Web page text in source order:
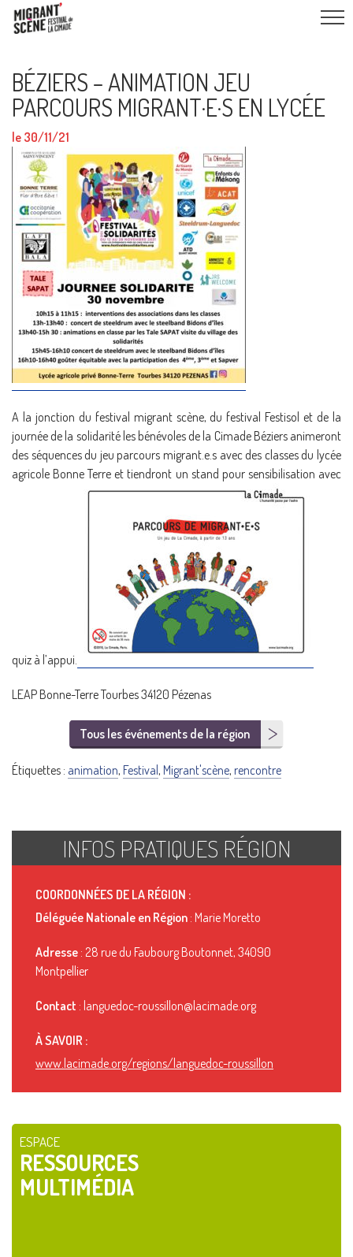
BÉZIERS – ANIMATION JEU
PARCOURS MIGRANT·E·S EN LYCÉE
le 30/11/21
A la jonction du festival migrant scène, du festival Festisol et de la
journée de la solidarité les bénévoles de la Cimade Béziers animeront
des séquences du jeu parcours migrant.e.s avec des classes du lycée
agricole Bonne Terre et tiendront un stand pour sensibilisation avec
quiz à l’appui.
LEAP Bonne-Terre Tourbes 34120 Pézenas
Tous les événements de la région
Étiquettes : animation, Festival , Migrant'scène, rencontre
INFOS PRATIQUES RÉGION
COORDONNÉES DE LA RÉGION :
Déléguée Nationale en Région : Marie Moretto
Adresse : 28 rue du Faubourg Boutonnet, 34090
Montpellier
Contact : languedoc-roussillon@lacimade.org
À SAVOIR :
www.lacimade.org/regions/languedoc-roussillon
ESPACE
RESSOURCES
MULTIMÉDIA